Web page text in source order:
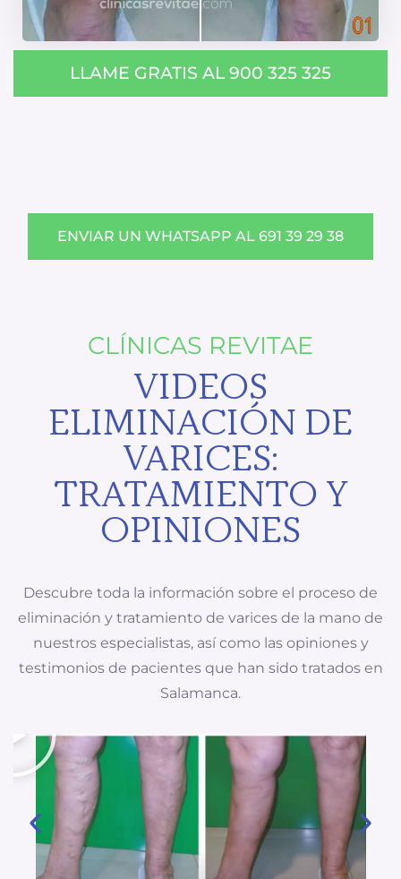
LLAME GRATIS AL 900 325 325
ENVIAR UN WHATSAPP AL 691 39 29 38
CLÍNICAS REVITAE
VIDEOS
ELIMINACIÓN DE
VARICES:
TRATAMIENTO Y
OPINIONES
Descubre toda la información sobre el proceso de
eliminación y tratamiento de varices de la mano de
nuestros especialistas, así como las opiniones y
testimonios de pacientes que han sido tratados en
Salamanca.